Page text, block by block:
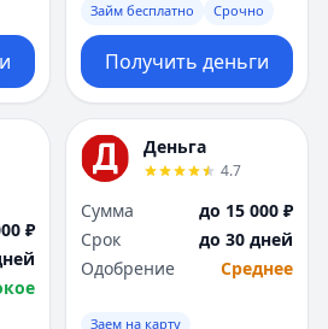
Займ бесплатно Срочно
Получить деньги
₽
Деньга
4.7
Сумма
до 15 000 ₽
Срок
до 30 дней
Одобрение
Среднее
Заем на карту